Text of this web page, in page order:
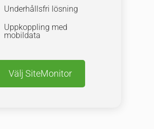
Underhållsfri lösning
Uppkoppling med
mobildata
Välj SiteMonitor